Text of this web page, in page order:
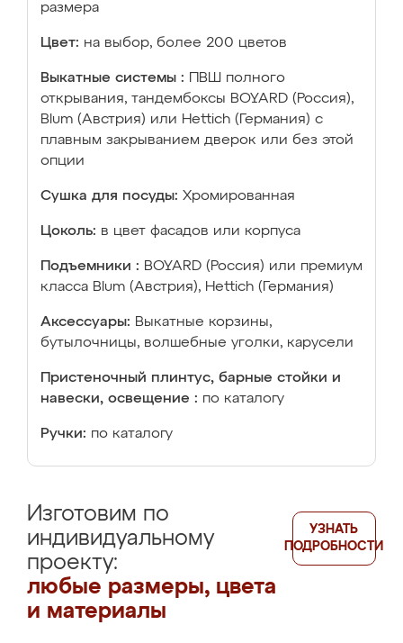
размера
Цвет: на выбор, более 200 цветов
Выкатные системы :
ПВШ полного
открывания, тандембоксы BOYARD (Россия),
Blum (Австрия) или Hettich (Германия) с
плавным закрыванием дверок или без этой
опции
Сушка для посуды: Хромированная
Цоколь: в цвет фасадов или корпуса
Подъемники : BOYARD (Россия) или премиум
класса Blum (Австрия), Hettich (Германия)
Аксессуары: Выкатные корзины,
бутылочницы, волшебные уголки, карусели
Пристеночный плинтус, барные стойки и
навески, освещение : по каталогу
Ручки: по каталогу
Изготовим по
индивидуальному
проекту:
любые размеры, цвета
и материалы
УЗНАТЬ
ПОДРОБНОСТИ